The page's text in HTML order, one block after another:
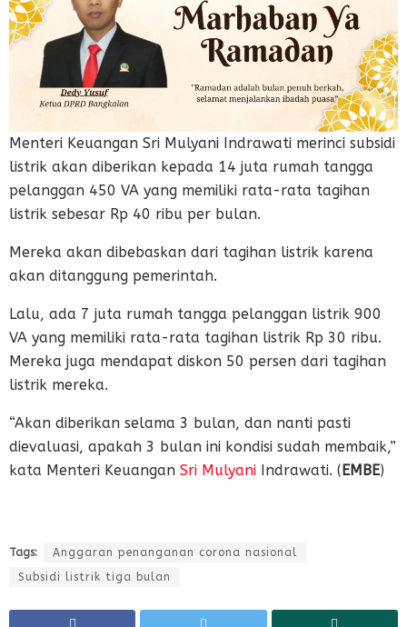
Menteri Keuangan Sri Mulyani Indrawati merinci subsidi
listrik akan diberikan kepada 14 juta rumah tangga
pelanggan 450 VA yang memiliki rata-rata tagihan
listrik sebesar Rp 40 ribu per bulan.
Mereka akan dibebaskan dari tagihan listrik karena
akan ditanggung pemerintah.
Lalu, ada 7 juta rumah tangga pelanggan listrik 900
VA yang memiliki rata-rata tagihan listrik Rp 30 ribu.
Mereka juga mendapat diskon 50 persen dari tagihan
listrik mereka.
“Akan diberikan selama 3 bulan, dan nanti pasti
dievaluasi, apakah 3 bulan ini kondisi sudah membaik,”
kata Menteri Keuangan Sri Mulyani Indrawati. (EMBE)
Tags:
Anggaran penanganan corona nasional
Subsidi listrik tiga bulan